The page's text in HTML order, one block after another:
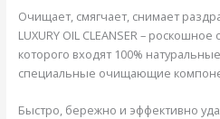
Очищает, смягчает, снимает
LUXURY OIL CLEANSER –
которого входят 100%
специальные очищающие
Быстро, бережно и эффективно